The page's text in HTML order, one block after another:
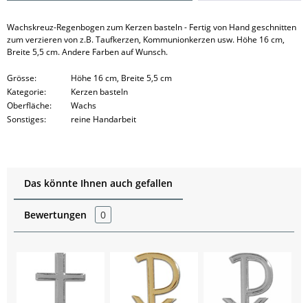
Wachskreuz-Regenbogen zum Kerzen basteln - Fertig von Hand geschnitten
zum verzieren von z.B. Taufkerzen, Kommunionkerzen usw. Höhe 16 cm,
Breite 5,5 cm. Andere Farben auf Wunsch.
Grösse:
Höhe 16 cm, Breite 5,5 cm
Kategorie:
Kerzen basteln
Oberfläche:
Wachs
Sonstiges:
reine Handarbeit
Das könnte Ihnen auch gefallen
Bewertungen 0